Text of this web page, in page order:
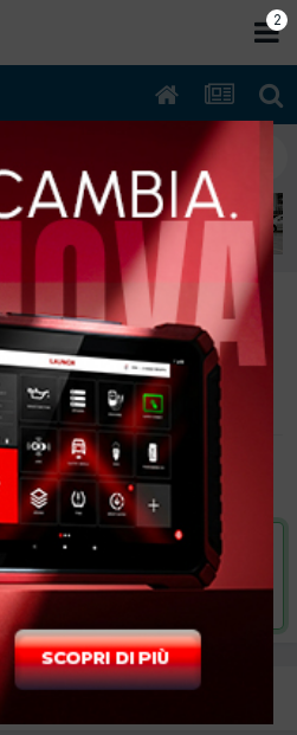
01/2004 1461cc K9K
si spegne
SOLUZIONE
2